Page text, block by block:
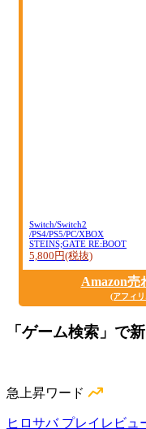
Switch/Switch2
/PS4/PS5/PC/XBOX
STEINS;GATE RE:BOOT
5,800円(税抜)
Amazon売
(アフィ
「ゲーム検索」で
急上昇ワード
ヒロサバ プレイレビュ